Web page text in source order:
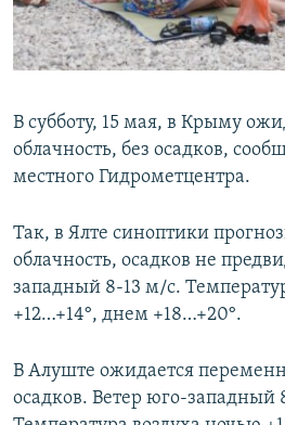
ПОБЕДИТЕЛЕЙ НЕ СУДЯТ?
КРЫМ.НЕПОКОРЕННЫЙ
УКРАИНСКАЯ ПРОБЛЕМА КРЫМА
ПРИСОЕДИНЯЙТЕСЬ!
Все сайты RFE/RL
В субботу, 15 мая, в Крыму
облачность, без осадков,
местного Гидрометцентра.
Так, в Ялте синоптики
облачность, осадков не
западный 8-13 м/с.
+12…+14°, днем +18…+20°.
В Алуште ожидается
осадков. Ветер юго-западный